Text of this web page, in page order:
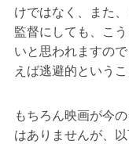
けではなく、また
監督にしても、こ
いと思われますの
えば逃避的という
もちろん映画が今
はありませんが、